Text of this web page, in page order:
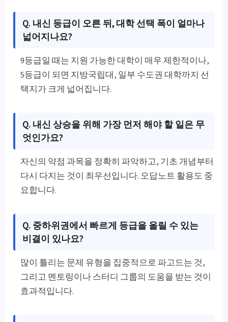
Q. 내신 등급이 오른 뒤, 대학 선택 폭이 얼마나
넓어지나요?
9등급일 때는 지원 가능한 대학이 매우 제한적이나,
5등급이 되면 지방국립대, 일부 수도권 대학까지 선
택지가 크게 넓어집니다.
Q. 내신 상승을 위해 가장 먼저 해야 할 일은 무
엇인가요?
자신의 약점 과목을 정확히 파악하고, 기초 개념부터
다시 다지는 것이 최우선입니다. 오답노트 활용도 중
요합니다.
Q. 중하위권에서 빠르게 등급을 올릴 수 있는
비결이 있나요?
많이 틀리는 문제 유형을 집중적으로 파고드는 것,
그리고 멘토링이나 스터디 그룹의 도움을 받는 것이
효과적입니다.